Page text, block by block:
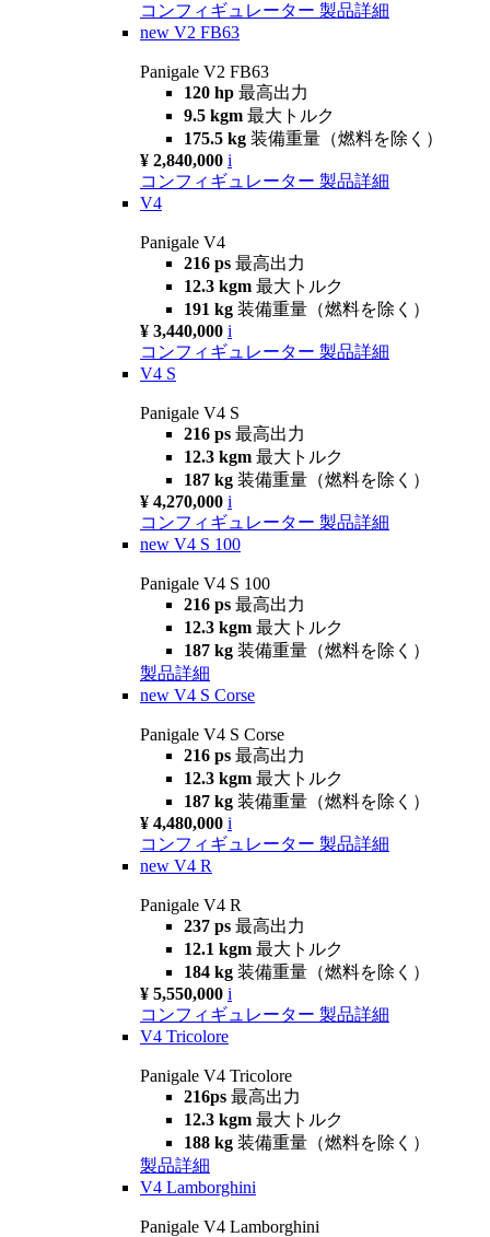
コンフィギュレーター 製品詳細
new V2 FB63
Panigale V2 FB63
120 hp 最高出力
9.5 kgm 最大トルク
175.5 kg 装備重量（燃料を除く）
¥ 2,840,000 i
コンフィギュレーター 製品詳細
V4
Panigale V4
216 ps 最高出力
12.3 kgm 最大トルク
191 kg 装備重量（燃料を除く）
¥ 3,440,000 i
コンフィギュレーター 製品詳細
V4 S
Panigale V4 S
216 ps 最高出力
12.3 kgm 最大トルク
187 kg 装備重量（燃料を除く）
¥ 4,270,000 i
コンフィギュレーター 製品詳細
new V4 S 100
Panigale V4 S 100
216 ps 最高出力
12.3 kgm 最大トルク
187 kg 装備重量（燃料を除く）
製品詳細
new V4 S Corse
Panigale V4 S Corse
216 ps 最高出力
12.3 kgm 最大トルク
187 kg 装備重量（燃料を除く）
¥ 4,480,000 i
コンフィギュレーター 製品詳細
new V4 R
Panigale V4 R
237 ps 最高出力
12.1 kgm 最大トルク
184 kg 装備重量（燃料を除く）
¥ 5,550,000 i
コンフィギュレーター 製品詳細
V4 Tricolore
Panigale V4 Tricolore
216ps 最高出力
12.3 kgm 最大トルク
188 kg 装備重量（燃料を除く）
製品詳細
V4 Lamborghini
Panigale V4 Lamborghini